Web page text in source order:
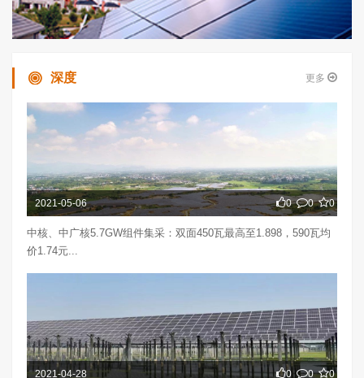
深度 更多
2021-05-06 0 0 0
中核、中广核5.7GW组件集采：双面450瓦最高至1.898，590瓦均
价1.74元...
2021-04-28 0 0 0